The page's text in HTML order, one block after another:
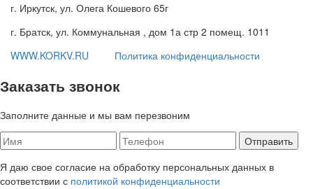
г. Иркутск, ул. Олега Кошевого 65г
г. Братск, ул. Коммунальная , дом 1а стр 2 помещ. 1011
WWW.KORKV.RU
Политика конфиденциальности
Заказать звонок
Заполните данные и мы вам перезвоним
Я даю свое согласие на обработку персональных данных в
соответствии с политикой конфиденциальности